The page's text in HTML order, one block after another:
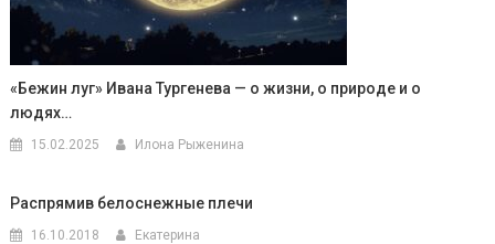
«Бежин луг» Ивана Тургенева — о жизни, о природе и о
людях…
15.02.2025 Илона Рыженина
Распрямив белоснежные плечи
16.10.2018 Екатерина